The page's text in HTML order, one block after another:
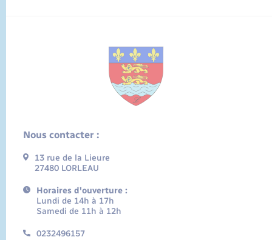
Nous contacter :
13 rue de la Lieure
27480 LORLEAU
Horaires d'ouverture :
Lundi de 14h à 17h
Samedi de 11h à 12h
0232496157